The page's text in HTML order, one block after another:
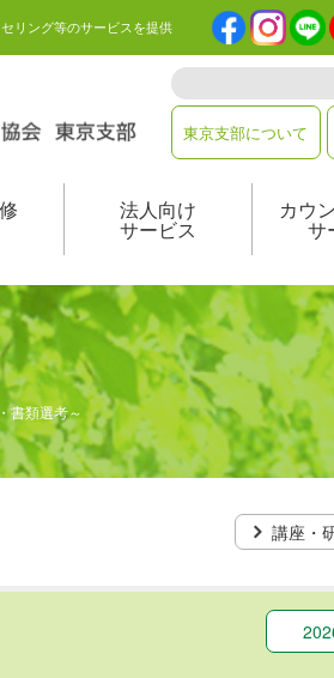
リング等のサービスを提供
東京支部について
法人向け
サービス
カウ
サ
書類選考～
講座・